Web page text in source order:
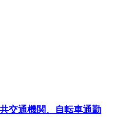
交通機関、自転車通勤